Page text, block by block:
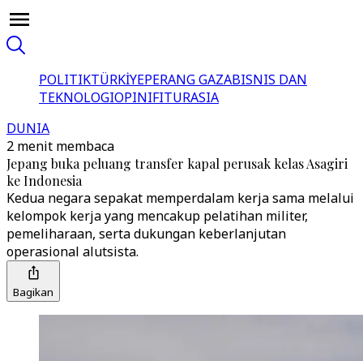
POLITIKTÜRKİYEPERANG GAZABISNIS DAN
TEKNOLOGIOPINIFITURASIA
DUNIA
2 menit membaca
Jepang buka peluang transfer kapal perusak kelas Asagiri
ke Indonesia
Kedua negara sepakat memperdalam kerja sama melalui
kelompok kerja yang mencakup pelatihan militer,
pemeliharaan, serta dukungan keberlanjutan
operasional alutsista.
Bagikan